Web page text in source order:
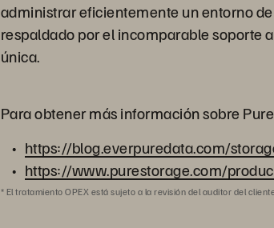
administrar eficientemente un entorno
respaldado por el incomparable soporte
única.
Para obtener más información sobre
https://blog.everpuredata.com/
https://www.purestorage.com/
* El tratamiento OPEX está sujeto a la revisión del auditor del